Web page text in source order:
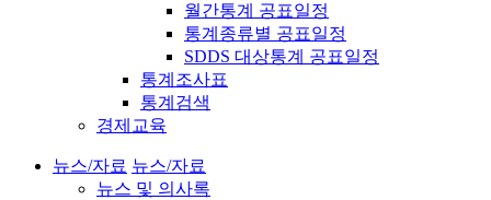
월간통계 공표일정
통계종류별 공표일정
SDDS 대상통계 공표일정
통계조사표
통계검색
경제교육
뉴스/자료 뉴스/자료
뉴스 및 의사록